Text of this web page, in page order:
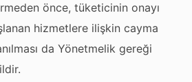
önce, tüketicinin onayı
hizmetlere ilişkin cayma
da Yönetmelik gereği